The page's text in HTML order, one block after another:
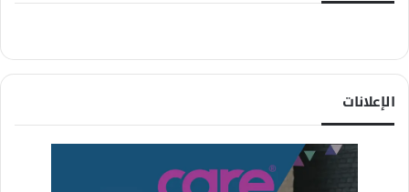
الإعلانات